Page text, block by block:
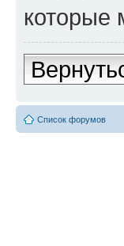
которые
Список форумов